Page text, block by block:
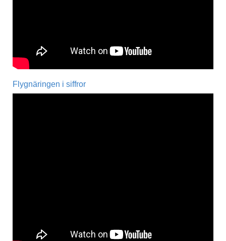
Flygnäringen i siffror